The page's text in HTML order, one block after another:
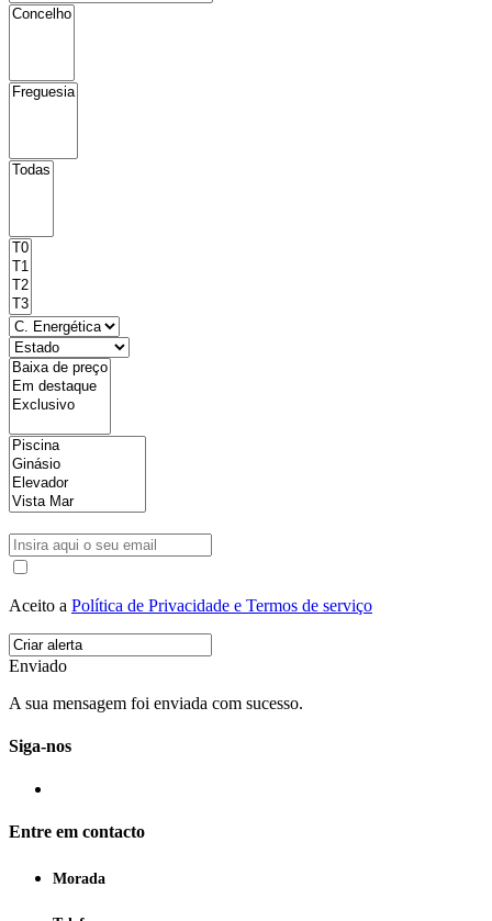
Aceito a Política de Privacidade e Termos de serviço
Enviado
A sua mensagem foi enviada com sucesso.
Siga-nos
Entre em contacto
Morada